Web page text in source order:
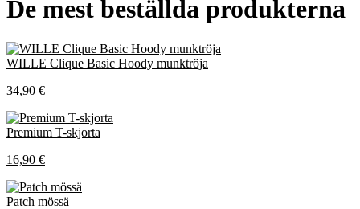
De mest beställda produkterna
WILLE Clique Basic Hoody munktröja
34,90 €
Premium T-skjorta
16,90 €
Patch mössä